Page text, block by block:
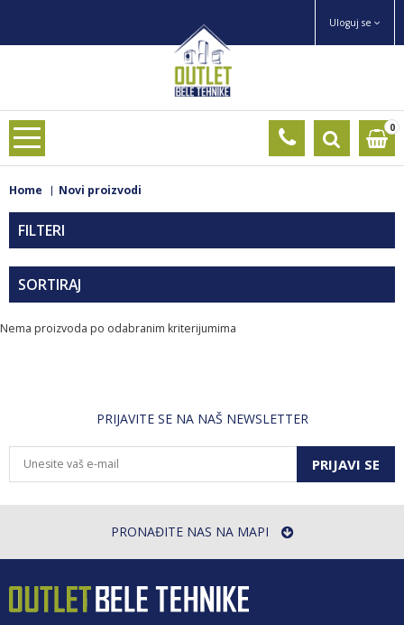
Uloguj se
0
Home Novi proizvodi
FILTERI
SORTIRAJ
Nema proizvoda po odabranim kriterijumima
PRIJAVITE SE NA NAŠ NEWSLETTER
PRIJAVI SE
PRONAĐITE NAS NA MAPI